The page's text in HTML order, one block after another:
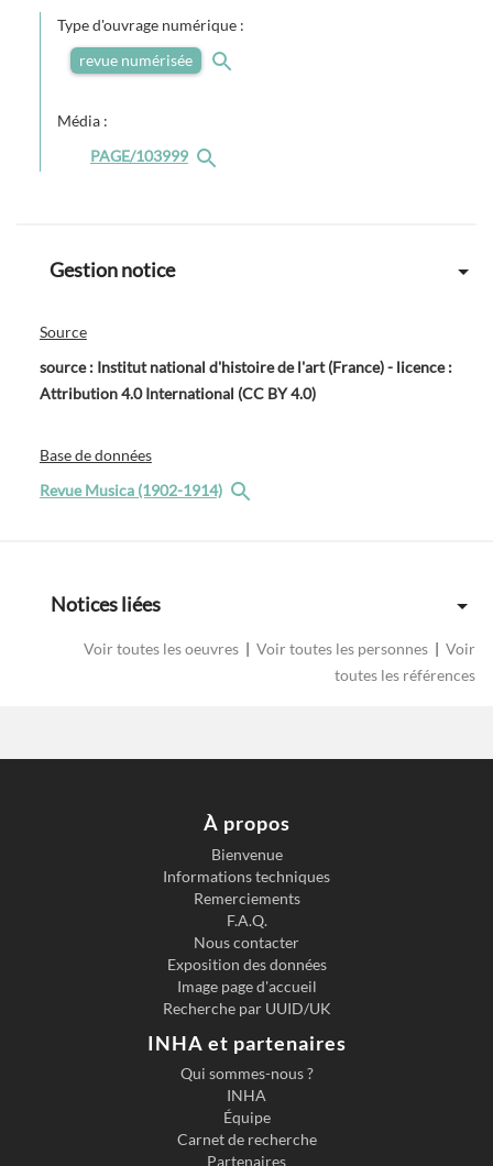
Type d'ouvrage numérique :
revue numérisée
Média :
PAGE/103999
Gestion notice
Source
source : Institut national d'histoire de l'art (France) - licence :
Attribution 4.0 International (CC BY 4.0)
Base de données
Revue Musica (1902-1914)
Notices liées
Voir toutes les oeuvres | Voir toutes les personnes | Voir
toutes les références
À propos
Bienvenue
Informations techniques
Remerciements
F.A.Q.
Nous contacter
Exposition des données
Image page d'accueil
Recherche par UUID/UK
INHA et partenaires
Qui sommes-nous ?
INHA
Équipe
Carnet de recherche
Partenaires